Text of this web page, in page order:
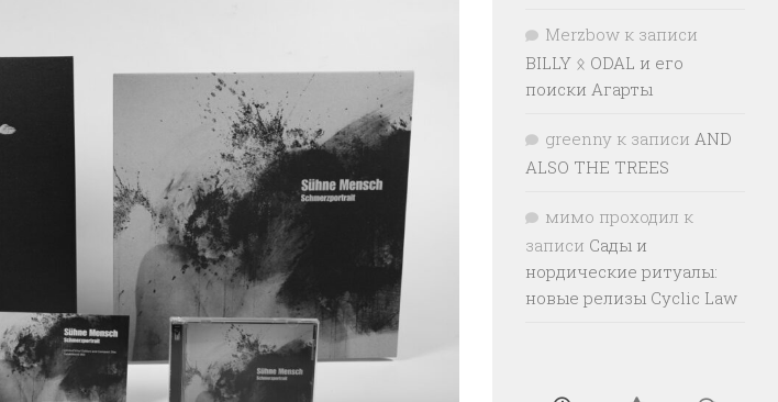
Merzbow к записи
BILLY ᛟ ODAL и его
поиски Агарты
greenny к записи AND
ALSO THE TREES
мимо проходил к
записи Сады и
нордические ритуалы:
новые релизы Cyclic Law